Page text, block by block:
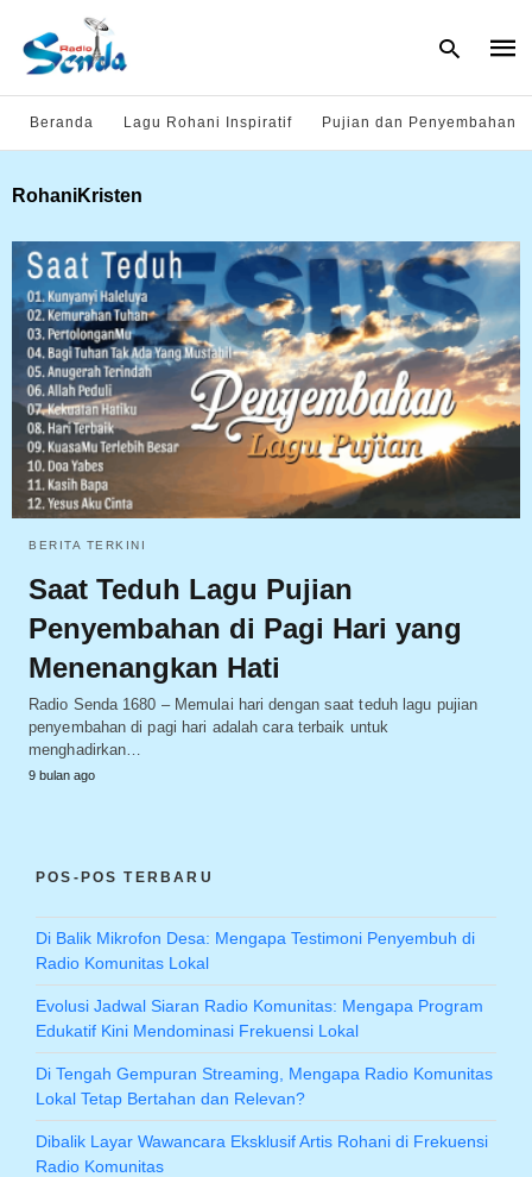
and
hit
Beranda Lagu Rohani Inspiratif Pujian dan Penyembahan
RohaniKristen
BERITA TERKINI
Saat Teduh Lagu Pujian
Penyembahan di Pagi Hari yang
Menenangkan Hati
Radio Senda 1680 – Memulai hari dengan saat teduh lagu pujian
penyembahan di pagi hari adalah cara terbaik untuk
menghadirkan…
9 bulan ago
POS-POS TERBARU
Di Balik Mikrofon Desa: Mengapa Testimoni Penyembuh di
Radio Komunitas Lokal
Evolusi Jadwal Siaran Radio Komunitas: Mengapa Program
Edukatif Kini Mendominasi Frekuensi Lokal
Di Tengah Gempuran Streaming, Mengapa Radio Komunitas
Lokal Tetap Bertahan dan Relevan?
Dibalik Layar Wawancara Eksklusif Artis Rohani di Frekuensi
Radio Komunitas